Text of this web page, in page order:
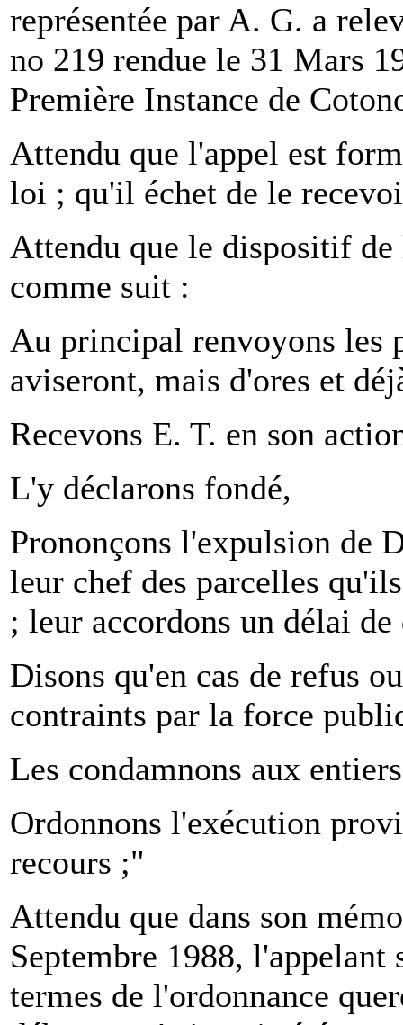
représentée par A. G. a
no 219 rendue le 31 Mars
Première Instance de
Attendu que l'appel est
loi ; qu'il échet de le
Attendu que le dispositif
comme suit :
Au principal renvoyons les
aviseront, mais d'ores et
Recevons E. T. en son
L'y déclarons fondé,
Prononçons l'expulsion de
leur chef des parcelles
; leur accordons un délai
Disons qu'en cas de refus
contraints par la force
Les condamnons aux
Ordonnons l'exécution
recours ;"
Attendu que dans son
Septembre 1988,
termes de l'ordonnance